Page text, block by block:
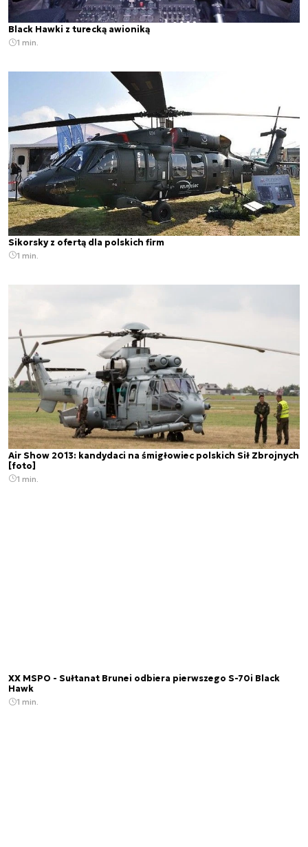
Black Hawki z turecką awioniką
1 min.
Sikorsky z ofertą dla polskich firm
1 min.
Air Show 2013: kandydaci na śmigłowiec polskich Sił Zbrojnych
[foto]
1 min.
XX MSPO - Sułtanat Brunei odbiera pierwszego S-70i Black
Hawk
1 min.